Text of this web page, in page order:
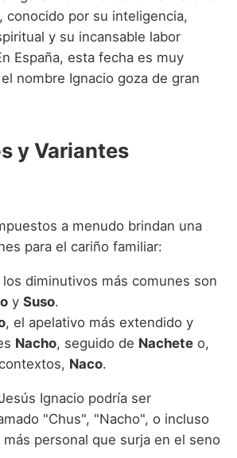
conocido por su inteligencia,
y su incansable labor
España, esta fecha es muy
nombre Ignacio goza de gran
y Variantes
a menudo brindan una
para el cariño familiar:
los diminutivos más comunes son
y Suso.
, el apelativo más extendido y
Nacho, seguido de Nachete o,
Naco.
Ignacio podría ser
"Chus", "Nacho", o incluso
personal que surja en el seno